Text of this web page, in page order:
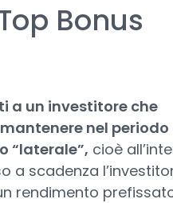
Bonus
a un investitore che
nel periodo
“laterale”, cioè
a scadenza
rendimento